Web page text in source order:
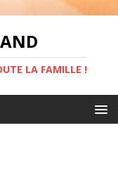
LA FAMILLE !